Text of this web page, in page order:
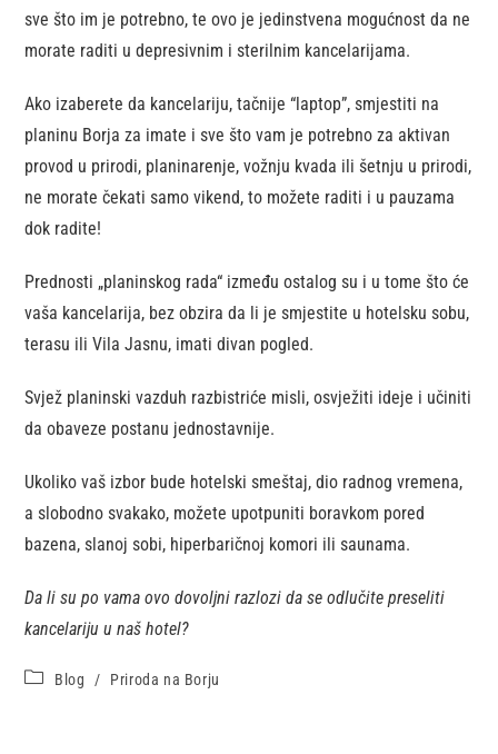
sve što im je potrebno, te ovo je jedinstvena mogućnost da ne
morate raditi u depresivnim i sterilnim kancelarijama.
Ako izaberete da kancelariju, tačnije “laptop”, smjestiti na
planinu Borja za imate i sve što vam je potrebno za aktivan
provod u prirodi, planinarenje, vožnju kvada ili šetnju u prirodi,
ne morate čekati samo vikend, to možete raditi i u pauzama
dok radite!
Prednosti „planinskog rada“ između ostalog su i u tome što će
vaša kancelarija, bez obzira da li je smjestite u hotelsku sobu,
terasu ili Vila Jasnu, imati divan pogled.
Svjež planinski vazduh razbistriće misli, osvježiti ideje i učiniti
da obaveze postanu jednostavnije.
Ukoliko vaš izbor bude hotelski smeštaj, dio radnog vremena,
a slobodno svakako, možete upotpuniti boravkom pored
bazena, slanoj sobi, hiperbaričnoj komori ili saunama.
Da li su po vama ovo dovoljni razlozi da se odlučite preseliti
kancelariju u naš hotel?
Blog / Priroda na Borju